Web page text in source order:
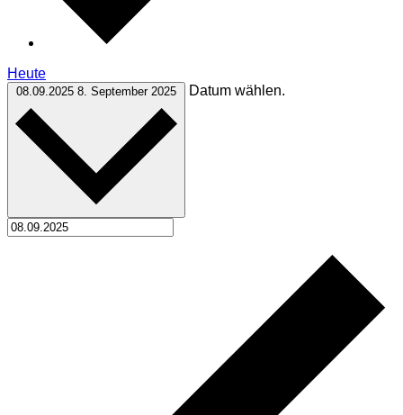
Heute
08.09.2025 8. September 2025 Datum wählen.